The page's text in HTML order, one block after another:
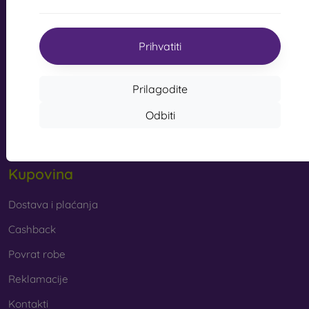
Prihvatiti
Prilagodite
Odbiti
dodatak. Uglavnom su izrađene od gume i silikona i
mogu pružiti kvalitetnu zaštitu. Među najomiljenijim
markama su Karl Lagerfeld, Guess, Marvel i Ferrari.
Od kojih se materijala izrađuju maske za mobitel?
Maskice za telefon izrađuju se od raznih materijala. Ponekad
Guma i silikon
udarce i fleksibilnošću, zahvaljujući kojoj se maskica
Plastika
popularne. Čvršće su od silikonskih, no nemaju tako
dobre učinke ublažavanja udaraca.
Koža
Pišite nam
Kupovina
Dostava i plaćanja
Cashback
Povrat robe
Reklamacije
Kontakti